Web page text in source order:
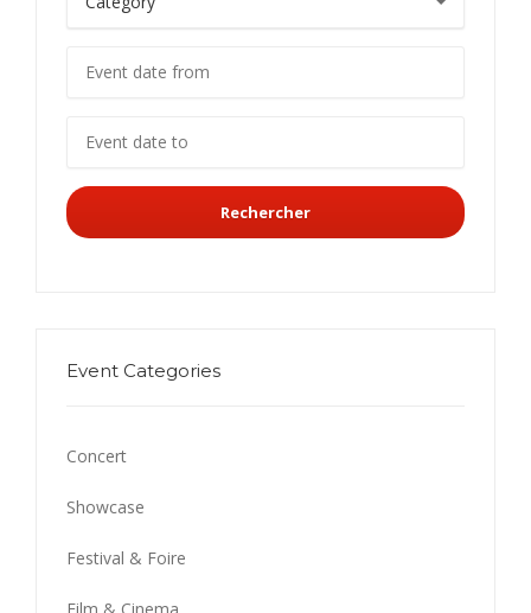
Rechercher
Event Categories
Concert
Showcase
Festival & Foire
Film & Cinema